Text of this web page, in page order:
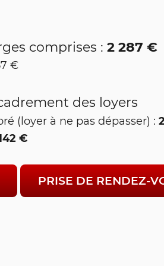
comprises : 2 287 €
€
des loyers
(loyer à ne pas dépasser) :
€
PRISE DE RENDEZ-